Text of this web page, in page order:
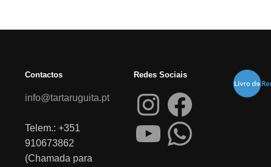
Contactos
info@tartaruguita.pt
Telem.: +351
910673862
(Chamada para
Redes Sociais